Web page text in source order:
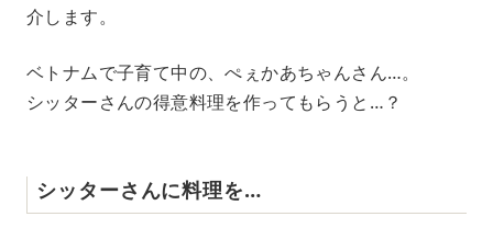
介します。
ベトナムで子育て中の、ぺぇかあちゃんさん…。
シッターさんの得意料理を作ってもらうと…？
シッターさんに料理を…